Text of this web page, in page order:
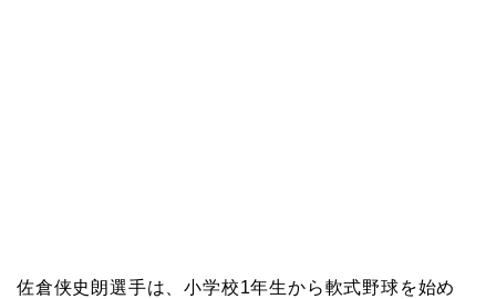
佐倉侠史朗選手は、小学校1年生から軟式野球を始め